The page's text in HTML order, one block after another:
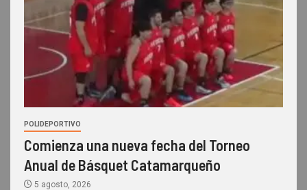
POLIDEPORTIVO
Comienza una nueva fecha del Torneo
Anual de Básquet Catamarqueño
5 agosto, 2026